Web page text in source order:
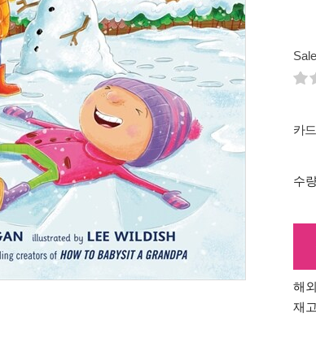
카
수
해
재